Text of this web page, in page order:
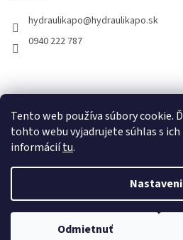
Tento web používa súbory cookie.
tohto webu vyjadrujete súhlas s ich
informáciítu.
Odmietnuť
hydraulikapo@hydraulikapo.sk
0940 222 787
Vytvoril
Copyright 2026HYDRAULIKA PO